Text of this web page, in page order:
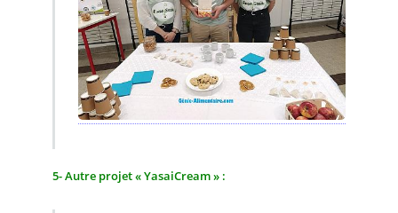
5- Autre projet « YasaiCream » :